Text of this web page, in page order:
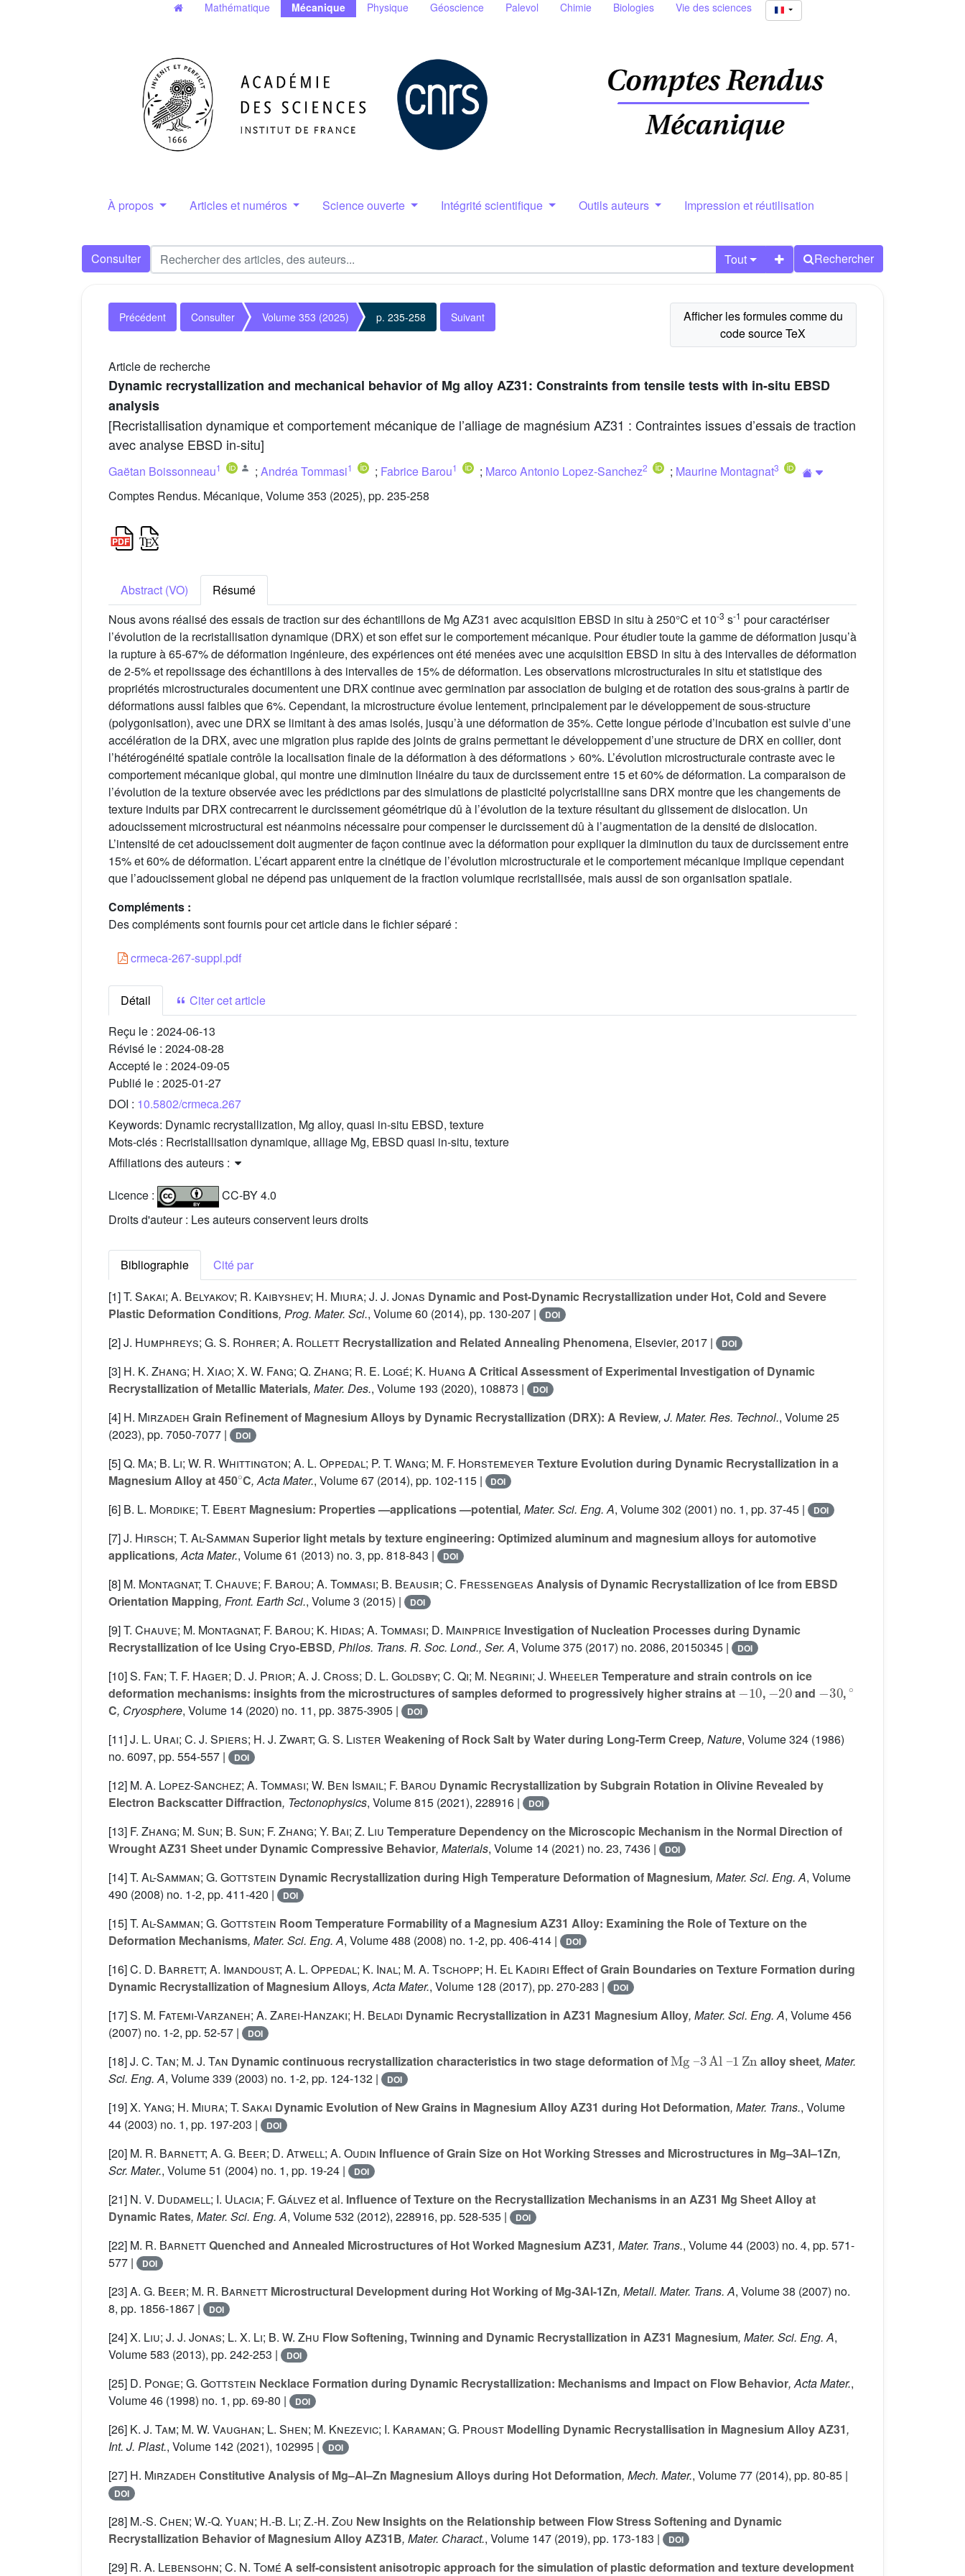
Mathématique Mécanique Physique Géoscience Palevol Chimie Biologies Vie des sciences
À propos Articles et numéros Science ouverte Intégrité scientifique Outils auteurs Impression et réutilisation
Consulter Tout Rechercher
Précédent Consulter Volume 353 (2025) p. 235-258 Suivant
Article de recherche
Dynamic recrystallization and mechanical behavior of Mg alloy AZ31: Constraints from tensile tests with in-situ EBSD
analysis
[Recristallisation dynamique et comportement mécanique de l’alliage de magnésium AZ31 : Contraintes issues d’essais de traction
avec analyse EBSD in-situ]
Gaëtan Boissonneau1 ; Andréa Tommasi1 ; Fabrice Barou1 ; Marco Antonio Lopez-Sanchez2 ; Maurine Montagnat3
Comptes Rendus. Mécanique, Volume 353 (2025), pp. 235-258
Abstract (VO)
Résumé
Nous avons réalisé des essais de traction sur des échantillons de Mg AZ31 avec acquisition EBSD in situ à 250°C et 10-3 s-1 pour caractériser
l’évolution de la recristallisation dynamique (DRX) et son effet sur le comportement mécanique. Pour étudier toute la gamme de déformation jusqu’à
la rupture à 65-67% de déformation ingénieure, des expériences ont été menées avec une acquisition EBSD in situ à des intervalles de déformation
de 2-5% et repolissage des échantillons à des intervalles de 15% de déformation. Les observations microstructurales in situ et statistique des
propriétés microstructurales documentent une DRX continue avec germination par association de bulging et de rotation des sous-grains à partir de
déformations aussi faibles que 6%. Cependant, la microstructure évolue lentement, principalement par le développement de sous-structure
(polygonisation), avec une DRX se limitant à des amas isolés, jusqu’à une déformation de 35%. Cette longue période d’incubation est suivie d’une
accélération de la DRX, avec une migration plus rapide des joints de grains permettant le développement d’une structure de DRX en collier, dont
l’hétérogénéité spatiale contrôle la localisation finale de la déformation à des déformations > 60%. L’évolution microstructurale contraste avec le
comportement mécanique global, qui montre une diminution linéaire du taux de durcissement entre 15 et 60% de déformation. La comparaison de
l’évolution de la texture observée avec les prédictions par des simulations de plasticité polycristalline sans DRX montre que les changements de
texture induits par DRX contrecarrent le durcissement géométrique dû à l’évolution de la texture résultant du glissement de dislocation. Un
adoucissement microstructural est néanmoins nécessaire pour compenser le durcissement dû à l’augmentation de la densité de dislocation.
L’intensité de cet adoucissement doit augmenter de façon continue avec la déformation pour expliquer la diminution du taux de durcissement entre
15% et 60% de déformation. L’écart apparent entre la cinétique de l’évolution microstructurale et le comportement mécanique implique cependant
que l’adoucissement global ne dépend pas uniquement de la fraction volumique recristallisée, mais aussi de son organisation spatiale.
Compléments :
Des compléments sont fournis pour cet article dans le fichier séparé :
crmeca-267-suppl.pdf
Détail
Citer cet article
Reçu le : 2024-06-13
Révisé le : 2024-08-28
Accepté le : 2024-09-05
Publié le : 2025-01-27
DOI : 10.5802/crmeca.267
Keywords: Dynamic recrystallization, Mg alloy, quasi in-situ EBSD, texture
Mots-clés : Recristallisation dynamique, alliage Mg, EBSD quasi in-situ, texture
Affiliations des auteurs :
Licence :
CC-BY 4.0
Droits d'auteur : Les auteurs conservent leurs droits
Bibliographie
Cité par
[1]T. Sakai; A. Belyakov; R. Kaibyshev; H. Miura; J. J. Jonas Dynamic and Post-Dynamic Recrystallization under Hot, Cold and Severe
Plastic Deformation Conditions, Prog. Mater. Sci., Volume 60 (2014), pp. 130-207 | DOI
[2]J. Humphreys; G. S. Rohrer; A. Rollett Recrystallization and Related Annealing Phenomena, Elsevier, 2017 | DOI
[3] H. K. Zhang; H. Xiao; X. W. Fang; Q. Zhang; R. E. Logé; K. Huang A Critical Assessment of Experimental Investigation of Dynamic
Recrystallization of Metallic Materials, Mater. Des., Volume 193 (2020), 108873 | DOI
[4] H. Mirzadeh Grain Refinement of Magnesium Alloys by Dynamic Recrystallization (DRX): A Review, J. Mater. Res. Technol., Volume 25
(2023), pp. 7050-7077 |
DOI
[5]Q. Ma; B. Li; W. R. Whittington; A. L. Oppedal; P. T. Wang; M. F. Horstemeyer Texture Evolution during Dynamic Recrystallization in a
Magnesium Alloy at 450
∘
C, Acta Mater., Volume 67(2014), pp. 102-115 | DOI
[6] B. L. Mordike; T. Ebert Magnesium: Properties —applications —potential, Mater. Sci. Eng. A, Volume 302 (2001) no. 1, pp. 37-45 | DOI
[7]J. Hirsch; T. Al-Samman Superior light metals by texture engineering: Optimized aluminum and magnesium alloys for automotive
applications, Acta Mater., Volume 61 (2013) no. 3, pp. 818-843 | DOI
[8] M. Montagnat; T. Chauve; F. Barou; A. Tommasi; B. Beausir; C. Fressengeas Analysis of Dynamic Recrystallization of Ice from EBSD
Orientation Mapping, Front. Earth Sci., Volume 3 (2015) | DOI
[9]T. Chauve; M. Montagnat; F. Barou; K. Hidas; A. Tommasi; D. Mainprice Investigation of Nucleation Processes during Dynamic
Recrystallization of Ice Using Cryo-EBSD, Philos. Trans. R. Soc. Lond., Ser. A, Volume 375 (2017) no. 2086, 20150345 | DOI
[10]S. Fan; T. F. Hager; D. J. Prior; A. J. Cross; D. L. Goldsby; C. Qi; M. Negrini; J. Wheeler Temperature and strain controls on ice
deformation mechanisms: insights from the microstructures of samples deformed to progressively higher strains at
-10
,
-20
and ,
C, Cryosphere, Volume 14 (2020) no. 11, pp. 3875-3905 | DOI
[11]J. L. Urai; C. J. Spiers; H. J. Zwart; G. S. Lister Weakening of Rock Salt by Water during Long-Term Creep, Nature, Volume 324 (1986)
no. 6097, pp. 554-557 |
DOI
[12] M. A. Lopez-Sanchez; A. Tommasi; W. Ben Ismail; F. Barou Dynamic Recrystallization by Subgrain Rotation in Olivine Revealed by
Electron Backscatter Diffraction, Tectonophysics, Volume 815 (2021), 228916 | DOI
[13] F. Zhang; M. Sun; B. Sun; F. Zhang; Y. Bai; Z. Liu Temperature Dependency on the Microscopic Mechanism in the Normal Direction of
Wrought AZ31 Sheet under Dynamic Compressive Behavior, Materials, Volume 14 (2021) no. 23, 7436 | DOI
[14]T. Al-Samman; G. Gottstein Dynamic Recrystallization during High Temperature Deformation of Magnesium, Mater. Sci. Eng. A, Volume
490 (2008) no. 1-2, pp. 411-420 | DOI
[15]T. Al-Samman; G. Gottstein Room Temperature Formability of a Magnesium AZ31 Alloy: Examining the Role of Texture on the
Deformation Mechanisms, Mater. Sci. Eng. A, Volume 488 (2008) no. 1-2, pp. 406-414 | DOI
[16]C. D. Barrett; A. Imandoust; A. L. Oppedal; K. Inal; M. A. Tschopp; H. El Kadiri Effect of Grain Boundaries on Texture Formation during
Dynamic Recrystallization of Magnesium Alloys, Acta Mater., Volume 128 (2017), pp. 270-283 | DOI
[17]S. M. Fatemi-Varzaneh; A. Zarei-Hanzaki; H. Beladi Dynamic Recrystallization in AZ31 Magnesium Alloy, Mater. Sci. Eng. A, Volume 456
(2007) no. 1-2, pp. 52-57 |
DOI
[18]J. C. Tan; M. J. Tan Dynamic continuous recrystallization characteristics in two stage deformation of
Al
alloy sheet, Mater.
Sci. Eng. A, Volume 339 (2003) no. 1-2, pp. 124-132 | DOI
[19]X. Yang; H. Miura; T. Sakai Dynamic Evolution of New Grains in Magnesium Alloy AZ31 during Hot Deformation, Mater. Trans., Volume
44 (2003) no. 1, pp. 197-203 | DOI
[20] M. R. Barnett; A. G. Beer; D. Atwell; A. Oudin Influence of Grain Size on Hot Working Stresses and Microstructures in Mg–3Al–1Zn,
Scr. Mater., Volume 51 (2004) no. 1, pp. 19-24 | DOI
[21] N. V. Dudamell; I. Ulacia; F. Gálvezet al. Influence of Texture on the Recrystallization Mechanisms in an AZ31 Mg Sheet Alloy at
Dynamic Rates, Mater. Sci. Eng. A, Volume 532 (2012), 228916, pp. 528-535 | DOI
[22] M. R. BarnettQuenched and Annealed Microstructures of Hot Worked Magnesium AZ31, Mater. Trans., Volume 44 (2003) no. 4, pp. 571-
577 |
DOI
[23]A. G. Beer; M. R. Barnett Microstructural Development during Hot Working of Mg-3Al-1Zn, Metall. Mater. Trans. A, Volume 38 (2007) no.
8, pp. 1856-1867 |
DOI
[24]X. Liu; J. J. Jonas; L. X. Li; B. W. Zhu Flow Softening, Twinning and Dynamic Recrystallization in AZ31 Magnesium, Mater. Sci. Eng. A,
Volume 583 (2013), pp. 242-253 | DOI
[25] D. Ponge; G. Gottstein Necklace Formation during Dynamic Recrystallization: Mechanisms and Impact on Flow Behavior, Acta Mater.,
Volume 46 (1998) no. 1, pp. 69-80 | DOI
[26] K. J. Tam; M. W. Vaughan; L. Shen; M. Knezevic; I. Karaman; G. Proust Modelling Dynamic Recrystallisation in Magnesium Alloy AZ31,
Int. J. Plast., Volume 142 (2021), 102995 | DOI
[27] H. Mirzadeh Constitutive Analysis of Mg–Al–Zn Magnesium Alloys during Hot Deformation, Mech. Mater., Volume 77 (2014), pp. 80-85 |
DOI
[28] M.-S. Chen; W.-Q. Yuan; H.-B. Li; Z.-H. Zou New Insights on the Relationship between Flow Stress Softening and Dynamic
Recrystallization Behavior of Magnesium Alloy AZ31B, Mater. Charact., Volume 147 (2019), pp. 173-183 | DOI
[29] R. A. Lebensohn; C. N. Tomé A self-consistent anisotropic approach for the simulation of plastic deformation and texture development